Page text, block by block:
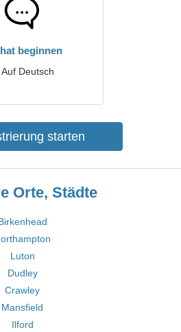
beginnen
Auf Deutsch
starten
Orte, Städte
Luton
Dudley
Crawley
Mansfield
Ilford